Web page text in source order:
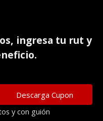
, ingresa tu rut y
y con guión